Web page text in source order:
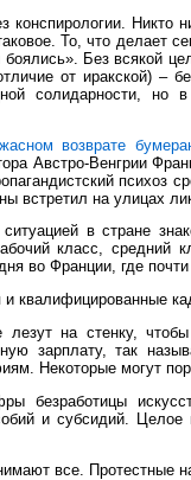
конспирологии.
То, что делает
Без всякой
от иракской) –
солидарности, но
возврате
Австро-Венгрии
встретил на улицах
в стране
класс, средний
во Франции, где
квалифицированные
лезут на стенку,
зарплату, так
Некоторые могут
безработицы
и субсидий. Целое
все. Протестные